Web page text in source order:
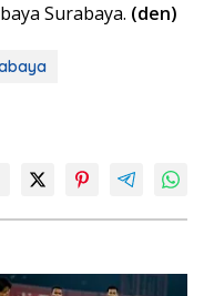
Surabaya. (den)